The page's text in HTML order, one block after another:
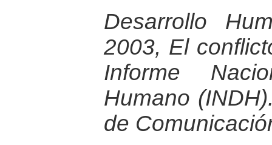
Desarrollo
2003, El
Informe
Humano
de